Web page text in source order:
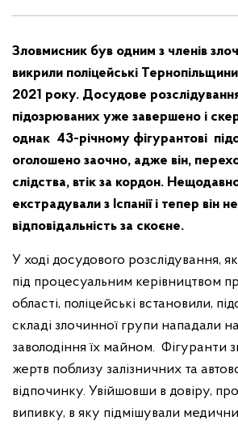
Зловмисник був одним з членів
викрили поліцейські
2021 року. Досудове
підозрюваних уже завершено і
однак 43-річному фігурантові
оголошено заочно, адже він,
слідства, втік за кордон.
екстрадували з Іспанії і тепер він
відповідальність за скоєне.
У ході досудового розслідування,
під процесуальним керівництвом
області, поліцейські встановили,
складі злочинної групи нападали
заволодіння їх майном. Фігуранти
жертв поблизу залізничних та
відпочинку. Увійшовши в довіру,
випивку, в яку підмішували